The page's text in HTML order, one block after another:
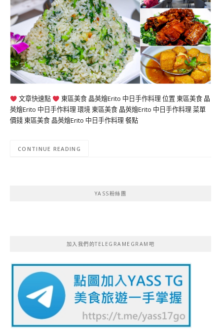
文章快速點
東區美食 晶英燴Erito 中日手作料理 位置 東區美食 晶
英燴Erito 中日手作料理 環境 東區美食 晶英燴Erito 中日手作料理 菜單
價錢 東區美食 晶英燴Erito 中日手作料理 餐點
CONTINUE READING
YASS粉絲團
加入我們的TELEGRAMEGRAM吧